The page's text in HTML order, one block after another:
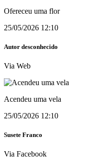
Ofereceu uma flor
25/05/2026 12:10
Autor desconhecido
Via Web
Acendeu uma vela
25/05/2026 12:10
Susete Franco
Via Facebook